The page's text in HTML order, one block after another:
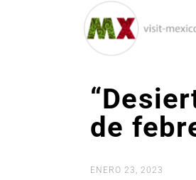
de
ENERO 23, 2023